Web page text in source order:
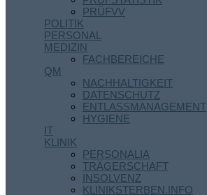
PRÜFVV
POLITIK
PERSONAL
MEDIZIN
FACHBEREICHE
QM
NACHHALTIGKEIT
DATENSCHUTZ
ENTLASSMANAGEMENT
HYGIENE
IT
KLINIK
PERSONALIA
TRÄGERSCHAFT
INSOLVENZ
KLINIKSTERBEN.INFO